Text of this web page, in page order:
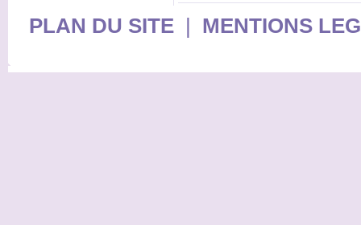
PLAN DU SITE| MENTIONS